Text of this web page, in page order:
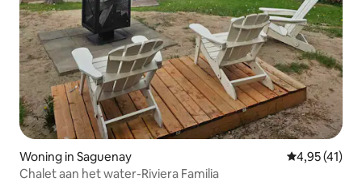
Woning in Saguenay Gemiddelde
4,95 (41)
Chalet aan het water-Riviera Familia